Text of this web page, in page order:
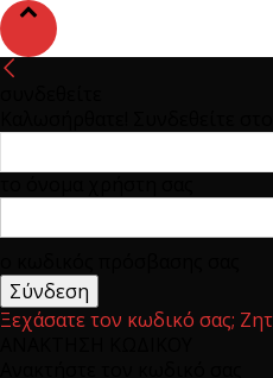
Ξεχάσατε τον κωδικό σας;